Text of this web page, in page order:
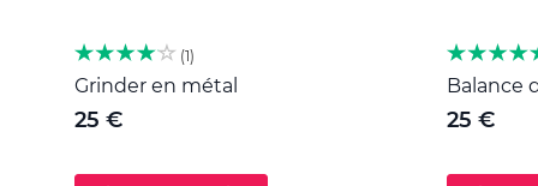
1
Grinder en métal
25 €
Balance
25 €